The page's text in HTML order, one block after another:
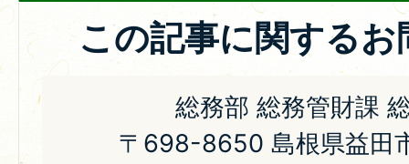
この記事に関する
総務部 総務管財課
〒698-8650 島根県益田